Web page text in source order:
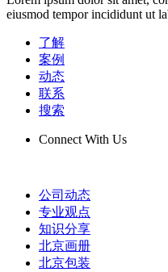
eiusmod tempor incididunt ut
了解
案例
动态
联系
搜索
Connect With Us
公司动态
专业观点
知识分享
北京画册
北京包装